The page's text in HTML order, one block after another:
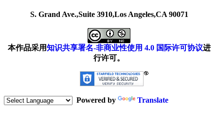
S. Grand Ave.,Suite 3910,Los Angeles,CA 90071
本作品采用知识共享署名-非商业性使用 4.0 国际许可协议进
行许可。
Powered by Translate